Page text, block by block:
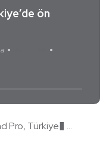
ön
Pro, Türkiye� ...